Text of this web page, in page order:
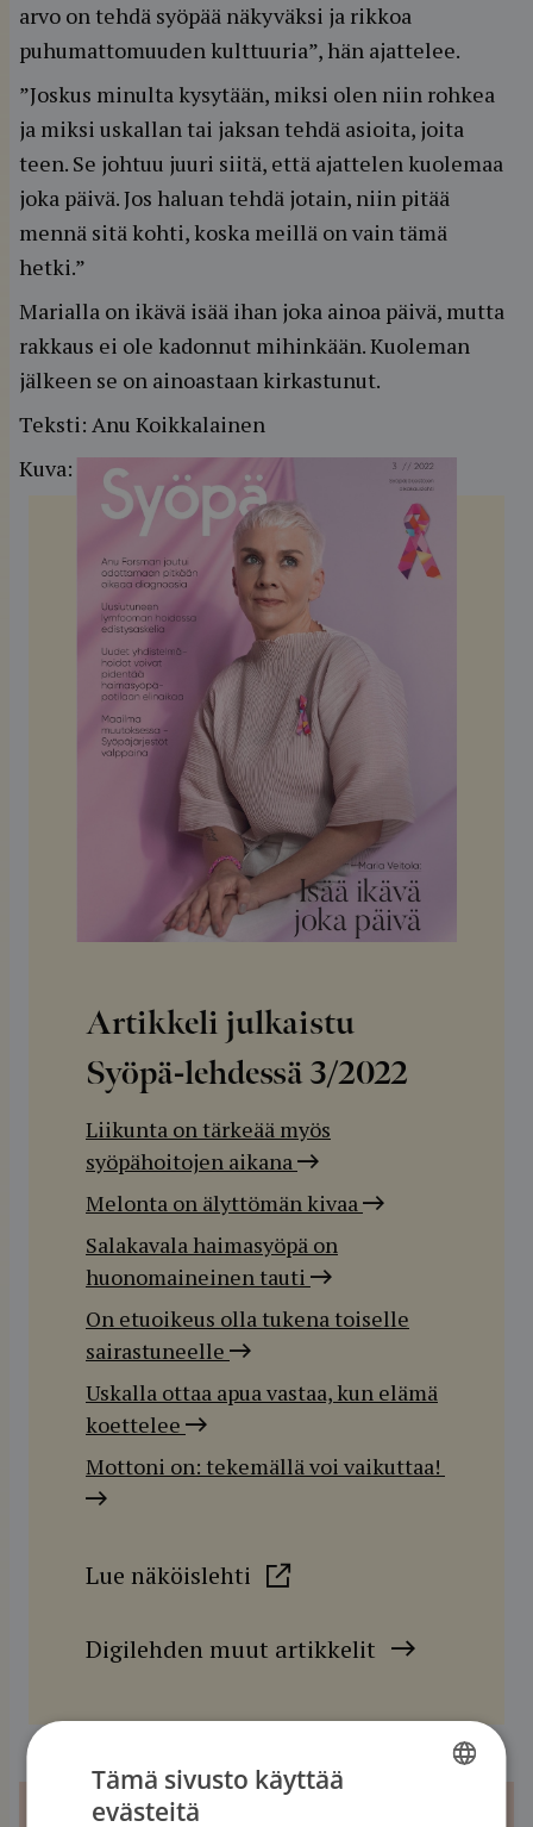
arvo on tehdä syöpää näkyväksi ja rikkoa
puhumattomuuden kulttuuria”, hän ajattelee.
”Joskus minulta kysytään, miksi olen niin rohkea
ja miksi uskallan tai jaksan tehdä asioita, joita
teen. Se johtuu juuri siitä, että ajattelen kuolemaa
joka päivä. Jos haluan tehdä jotain, niin pitää
mennä sitä kohti, koska meillä on vain tämä
hetki.”
Marialla on ikävä isää ihan joka ainoa päivä, mutta
rakkaus ei ole kadonnut mihinkään. Kuoleman
jälkeen se on ainoastaan kirkastunut.
Teksti: Anu Koikkalainen
Kuva: Lina Jelanski
Artikkeli julkaistu
Syöpä-lehdessä3/2022
Liikunta on tärkeää myös
syöpähoitojen aikana
Melonta on älyttömän kivaa
Salakavala haimasyöpä on
huonomaineinen tauti
On etuoikeus olla tukena toiselle
sairastuneelle
Uskalla ottaa apua vastaa, kun elämä
koettelee
Mottoni on: tekemällä voi vaikuttaa!
Lue näköislehti
Digilehden muut artikkelit
Tämä sivusto käyttää
evästeitä